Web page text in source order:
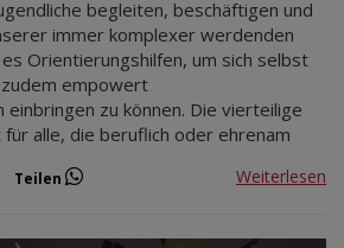
begleiten, beschäftigen und
immer komplexer werdenden
Orientierungshilfen, um sich selbst
empowert
einbringen zu können. Die vierteilige
alle, die beruflich oder ehrenam
Teilen Weiterlesen